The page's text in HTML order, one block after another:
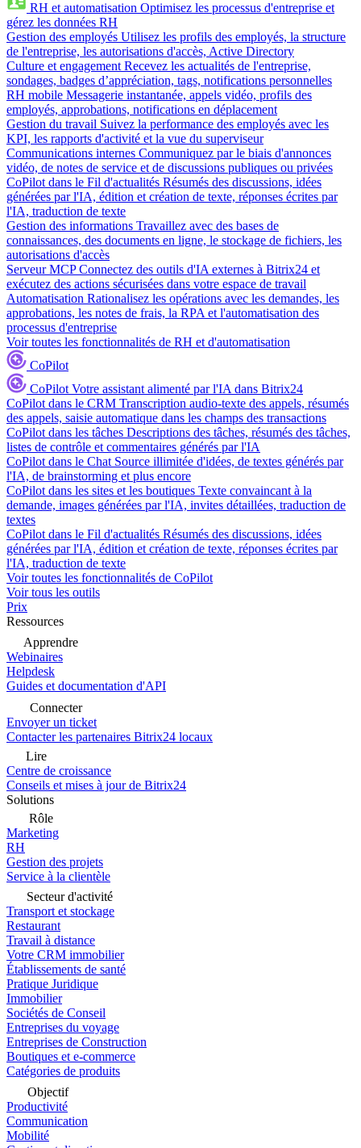
RH et automatisation Optimisez les processus d'entreprise et
gérez les données RH
Gestion des employés Utilisez les profils des employés, la structure
de l'entreprise, les autorisations d'accès, Active Directory
Culture et engagement Recevez les actualités de l'entreprise,
sondages, badges d’appréciation, tags, notifications personnelles
RH mobile Messagerie instantanée, appels vidéo, profils des
employés, approbations, notifications en déplacement
Gestion du travail Suivez la performance des employés avec les
KPI, les rapports d'activité et la vue du superviseur
Communications internes Communiquez par le biais d'annonces
vidéo, de notes de service et de discussions publiques ou privées
CoPilot dans le Fil d'actualités Résumés des discussions, idées
générées par l'IA, édition et création de texte, réponses écrites par
l'IA, traduction de texte
Gestion des informations Travaillez avec des bases de
connaissances, des documents en ligne, le stockage de fichiers, les
autorisations d'accès
Serveur MCP Connectez des outils d'IA externes à Bitrix24 et
exécutez des actions sécurisées dans votre espace de travail
Automatisation Rationalisez les opérations avec les demandes, les
approbations, les notes de frais, la RPA et l'automatisation des
processus d'entreprise
Voir toutes les fonctionnalités de RH et d'automatisation
CoPilot
CoPilot Votre assistant alimenté par l'IA dans Bitrix24
CoPilot dans le CRM Transcription audio-texte des appels, résumés
des appels, saisie automatique dans les champs des transactions
CoPilot dans les tâches Descriptions des tâches, résumés des tâches,
listes de contrôle et commentaires générés par l'IA
CoPilot dans le Chat Source illimitée d'idées, de textes générés par
l'IA, de brainstorming et plus encore
CoPilot dans les sites et les boutiques Texte convaincant à la
demande, images générées par l'IA, invites détaillées, traduction de
textes
CoPilot dans le Fil d'actualités Résumés des discussions, idées
générées par l'IA, édition et création de texte, réponses écrites par
l'IA, traduction de texte
Voir toutes les fonctionnalités de CoPilot
Voir tous les outils
Prix
Ressources
Apprendre
Webinaires
Helpdesk
Guides et documentation d'API
Connecter
Envoyer un ticket
Contacter les partenaires Bitrix24 locaux
Lire
Centre de croissance
Conseils et mises à jour de Bitrix24
Solutions
Rôle
Marketing
RH
Gestion des projets
Service à la clientèle
Secteur d'activité
Transport et stockage
Restaurant
Travail à distance
Votre CRM immobilier
Établissements de santé
Pratique Juridique
Immobilier
Sociétés de Conseil
Entreprises du voyage
Entreprises de Construction
Boutiques et e-commerce
Catégories de produits
Objectif
Productivité
Communication
Mobilité